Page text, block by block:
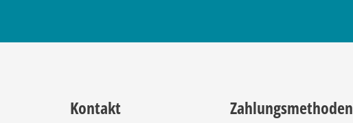
Kontakt Zahlungsmethoden